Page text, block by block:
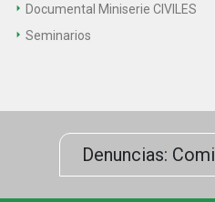
Documental Miniserie CIVILES
Seminarios
Denuncias: